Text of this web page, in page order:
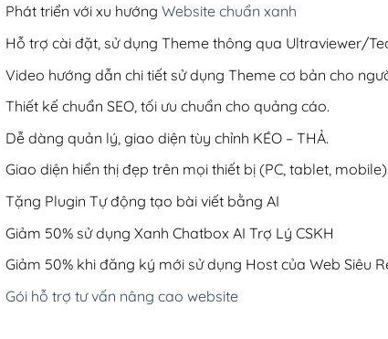
Phát triển với xu hướng Website chuẩn xanh
Hỗ trợ cài đặt, sử dụng Theme thông qua Ultraviewer/
Video hướng dẫn chi tiết sử dụng Theme cơ bản cho
Thiết kế chuẩn SEO, tối ưu chuẩn cho quảng cáo.
Dễ dàng quản lý, giao diện tùy chỉnh KÉO – THẢ.
Giao diện hiển thị đẹp trên mọi thiết bị (PC, tablet, mobile).
Tặng Plugin Tự động tạo bài viết bằng AI
Giảm 50% sử dụng Xanh Chatbox AI Trợ Lý CSKH
Giảm 50% khi đăng ký mới sử dụng Host của Web Siêu
Gói hỗ trợ tư vấn nâng cao website